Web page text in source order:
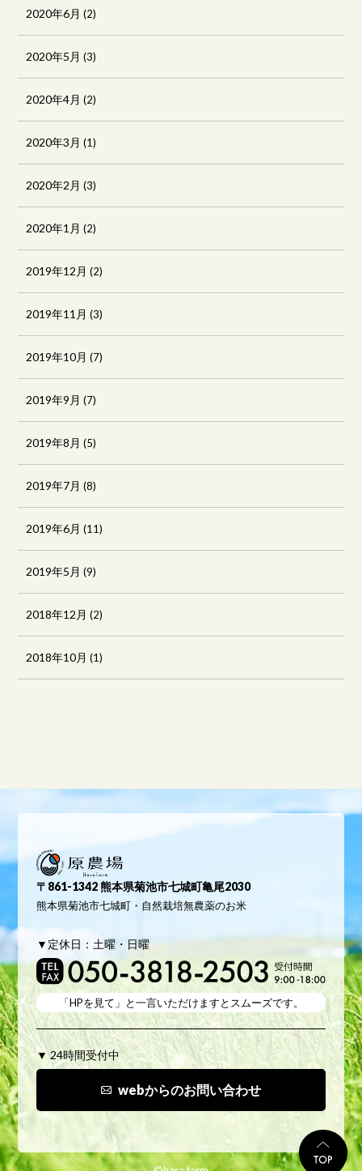
2020年6月 (2)
2020年5月 (3)
2020年4月 (2)
2020年3月 (1)
2020年2月 (3)
2020年1月 (2)
2019年12月 (2)
2019年11月 (3)
2019年10月 (7)
2019年9月 (7)
2019年8月 (5)
2019年7月 (8)
2019年6月 (11)
2019年5月 (9)
2018年12月 (2)
2018年10月 (1)
〒861-1342 熊本県菊池市七城町亀尾2030
熊本県菊池市七城町・自然栽培無農薬のお米
▼定休日：土曜・日曜
「HPを見て」と一言いただけますとスムーズです。
▼ 24時間受付中
webからのお問い合わせ